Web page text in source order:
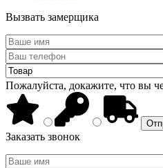
Вызвать замерщика
Пожалуйста, докажите, что вы
Заказать звонок